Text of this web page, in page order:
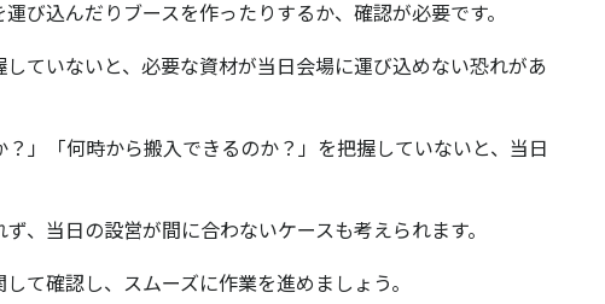
び込んだりブースを作ったりするか、確認が必要です。
ていないと、必要な資材が当日会場に運び込めない恐れがあ
」「何時から搬入できるのか？」を把握していないと、当日
、当日の設営が間に合わないケースも考えられます。
て確認し、スムーズに作業を進めましょう。